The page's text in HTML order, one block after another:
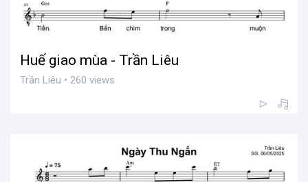
Huế giao mùa - Trần Liêu
Trần Liêu • 260 views